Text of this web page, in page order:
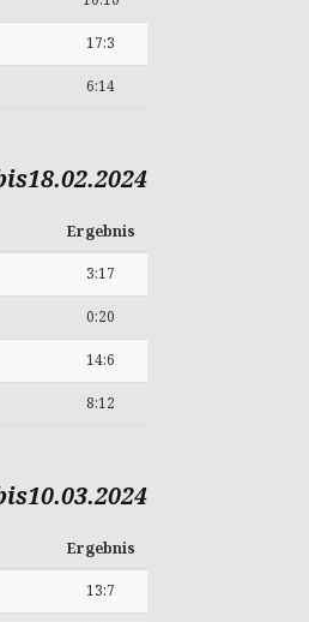
17:3
6:14
Ergebnis
3:17
0:20
14:6
8:12
Ergebnis
13:7